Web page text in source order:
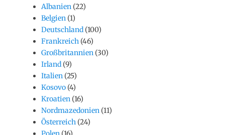
Albanien (22)
Belgien (1)
Deutschland (100)
Frankreich (46)
Großbritannien (30)
Irland (9)
Italien (25)
Kosovo (4)
Kroatien (16)
Nordmazedonien (11)
Österreich (24)